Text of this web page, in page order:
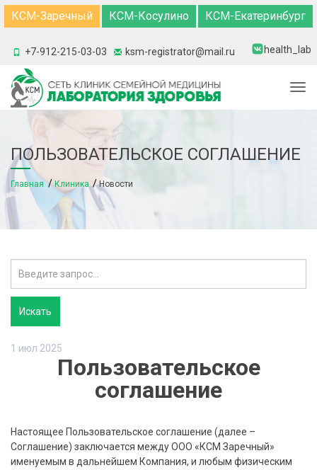
КСМ-Заречный КСМ-Косулино КСМ-Екатеринбург
+7-912-215-03-03 ksm-registrator@mail.ru health_lab
ПОЛЬЗОВАТЕЛЬСКОЕ СОГЛАШЕНИЕ
Главная Клиника Новости
1 июл 2025
Пользовательское
соглашение
Настоящее Пользовательское соглашение (далее –
Соглашение) заключается между ООО «КСМ Заречный»
именуемым в дальнейшем Компания, и любым физическим